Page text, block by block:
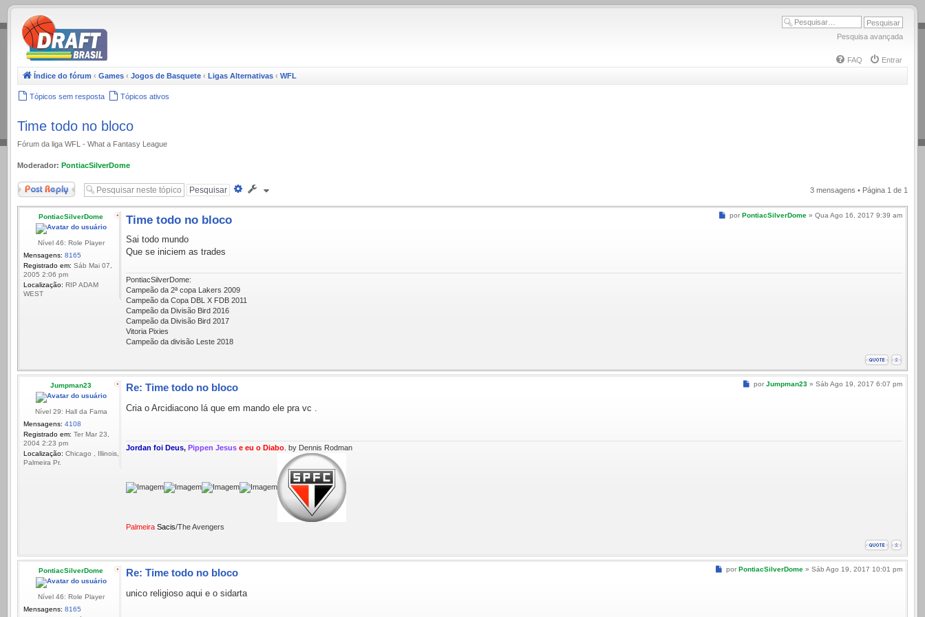
.
Pesquisa avançada
FAQ
Entrar
Índice do fórum ‹ Games ‹ Jogos de Basquete ‹ Ligas Alternativas ‹ WFL
Tópicos sem resposta Tópicos ativos
Time todo no bloco
Fórum da liga WFL - What a Fantasy League
Moderador: PontiacSilverDome
Responder
Pesquisa
3 mensagens • Página 1 de 1
PontiacSilverDome
Nível 46: Role Player
Mensagens: 8165
Registrado em: Sáb Mai 07,
2005 2:06 pm
Localização: RIP ADAM
WEST
Mensagem
por PontiacSilverDome » Qua Ago 16, 2017 9:39 am
Time todo no bloco
Sai todo mundo
Que se iniciem as trades
PontiacSilverDome:
Campeão da 2ª copa Lakers 2009
Campeão da Copa DBL X FDB 2011
Campeão da Divisão Bird 2016
Campeão da Divisão Bird 2017
Vitoria Pixies
Campeão da divisão Leste 2018
Jumpman23
Nível 29: Hall da Fama
Mensagens: 4108
Registrado em: Ter Mar 23,
2004 2:23 pm
Localização: Chicago , Illinois,
Palmeira Pr.
Mensagem
por Jumpman23 » Sáb Ago 19, 2017 6:07 pm
Re: Time todo no bloco
Cria o Arcidiacono lá que em mando ele pra vc .
Jordan foi Deus, Pippen Jesus e eu o Diabo . by Dennis Rodman
Palmeira Sacis/The Avengers
PontiacSilverDome
Nível 46: Role Player
Mensagens: 8165
Mensagem
por PontiacSilverDome » Sáb Ago 19, 2017 10:01 pm
Re: Time todo no bloco
unico religioso aqui e o sidarta